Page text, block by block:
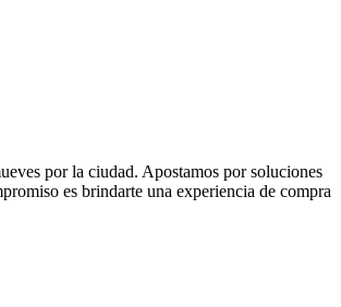
por la ciudad. Apostamos por soluciones
es brindarte una experiencia de compra